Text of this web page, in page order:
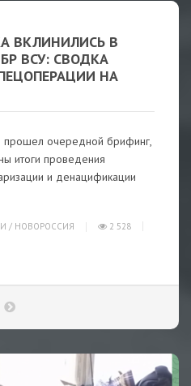
ВКЛИНИЛИСЬ В
ВСУ: СВОДКА
НА
очередной брифинг,
итоги проведения
и денацификации
/ НОВОРОССИЯ
2 528